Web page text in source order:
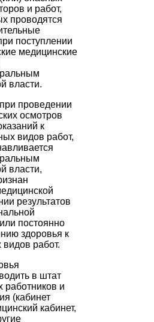
и работ,
проводятся
поступлении
медицинские
власти.
проведении
осмотров
к
видов работ,
власти,
результатов
постоянно
здоровья к
работ.
в штат
работников и
(кабинет
кабинет,